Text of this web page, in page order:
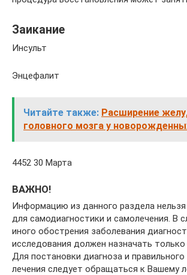
Заикание
Инсульт
Энцефалит
Читайте также: Расширение
головного мозга у
4452 30 Марта
ВАЖНО!
Информацию из данного раздела
для самодиагностики и самолечения. В
иного обострения заболевания
исследования должен назначать
Для постановки диагноза и правильного
лечения следует обращаться к Вашему